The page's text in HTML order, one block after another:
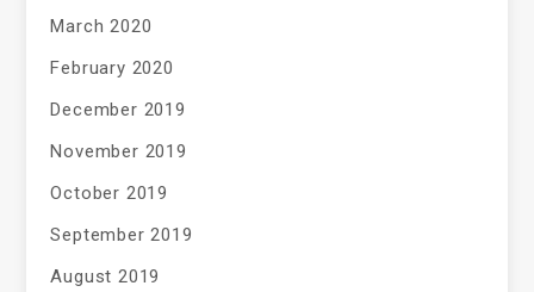
March 2020
February 2020
December 2019
November 2019
October 2019
September 2019
August 2019